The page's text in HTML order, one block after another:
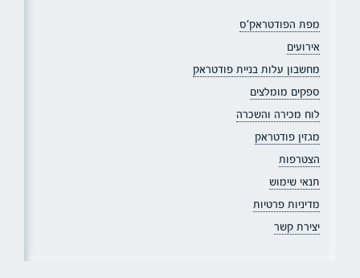
מפת הפודטראק׳ס
אירועים
מחשבון עלות בניית פודטראק
ספקים מומלצים
לוח מכירה והשכרה
מגזין פודטראק
הצטרפות
תנאי שימוש
מדיניות פרטיות
יצירת קשר